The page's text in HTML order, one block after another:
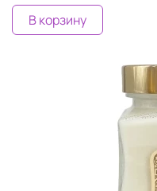
В корзину